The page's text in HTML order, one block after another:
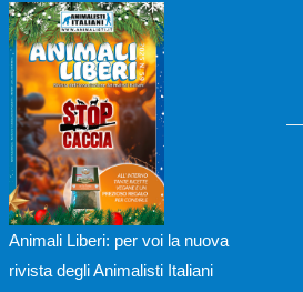
Animali Liberi: per voi la nuova
rivista degli Animalisti Italiani